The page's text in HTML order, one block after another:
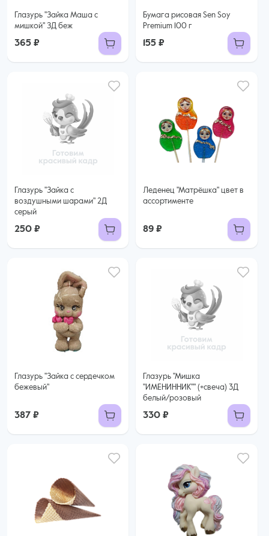
Глазурь "Зайка Маша с
мишкой" ЗД беж
365 ₽
Бумага рисовая Sen Soy
Premium 100 г
155 ₽
Глазурь "Зайка с
воздушными шарами" 2Д
серый
250 ₽
Леденец "Матрёшка" цвет в
ассортименте
89 ₽
Глазурь "Зайка с сердечком
бежевый"
387 ₽
Глазурь "Мишка
"ИМЕНИННИК"" (+свеча) 3Д
белый/розовый
330 ₽